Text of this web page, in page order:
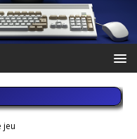
jeu